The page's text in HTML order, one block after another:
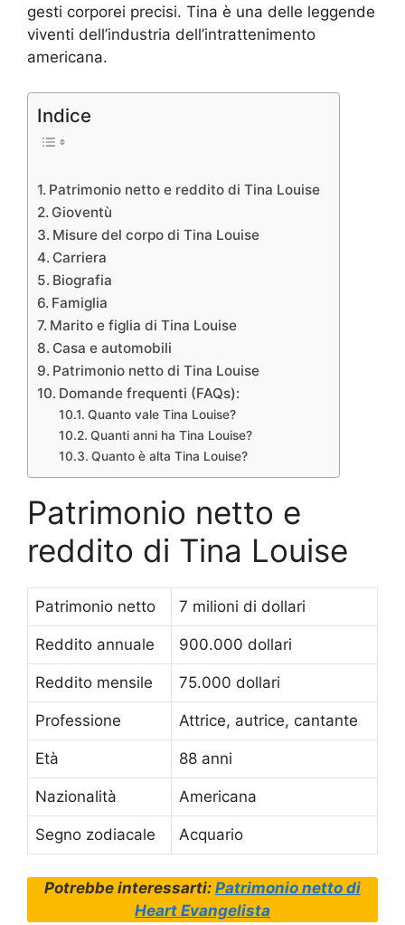
gesti corporei precisi. Tina è una delle leggende
viventi dell’industria dell’intrattenimento
americana.
Indice
Patrimonio netto e reddito di Tina Louise
Gioventù
Misure del corpo di Tina Louise
Carriera
Biografia
Famiglia
Marito e figlia di Tina Louise
Casa e automobili
Patrimonio netto di Tina Louise
Domande frequenti (FAQs):
Quanto vale Tina Louise?
Quanti anni ha Tina Louise?
Quanto è alta Tina Louise?
Patrimonio netto e
reddito di Tina Louise
Patrimonio netto 7 milioni di dollari
Reddito annuale 900.000 dollari
Reddito mensile 75.000 dollari
Professione Attrice, autrice, cantante
Età 88 anni
Nazionalità Americana
Segno zodiacale Acquario
Potrebbe interessarti: Patrimonio netto di
Heart Evangelista